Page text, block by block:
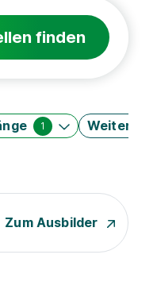
finden
1 Weitere
Zum Ausbilder